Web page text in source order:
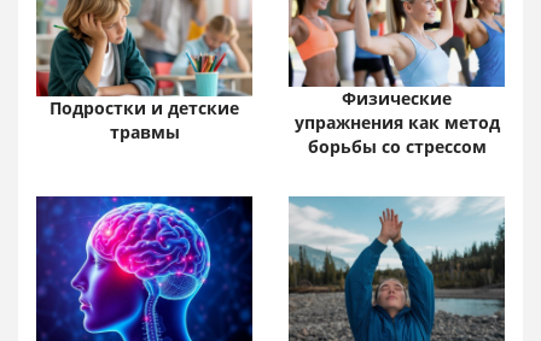
Подростки и детские
травмы
Физические
упражнения как метод
борьбы со стрессом